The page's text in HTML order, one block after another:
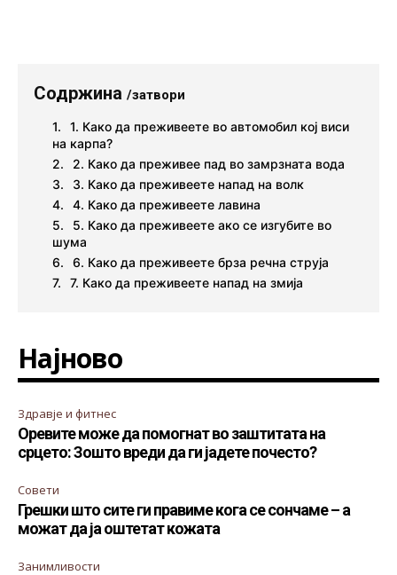
Содржина /затвори
1. Како да преживеете во автомобил кој виси
на карпа?
2. Како да преживее пад во замрзната вода
3. Како да преживеете напад на волк
4. Како да преживеете лавина
5. Како да преживеете ако се изгубите во
шума
6. Како да преживеете брза речна струја
7. Како да преживеете напад на змија
Најново
Здравје и фитнес
Оревите може да помогнат во заштитата на
срцето: Зошто вреди да ги јадете почесто?
Совети
Грешки што сите ги правиме кога се сончаме – а
можат да ја оштетат кожата
Занимливости